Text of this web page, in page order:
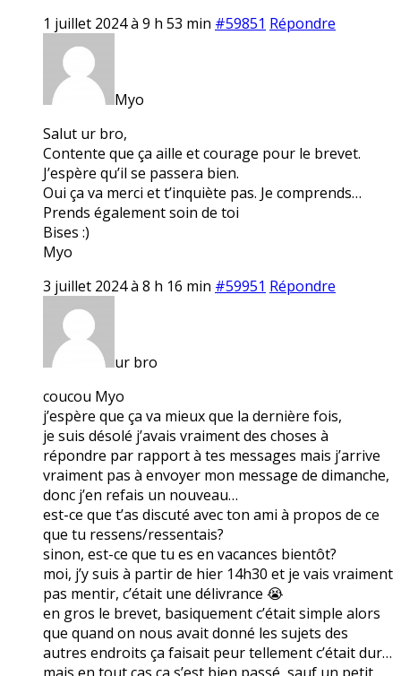
1 juillet 2024 à 9 h 53 min #59851 Répondre
Myo
Salut ur bro,
Contente que ça aille et courage pour le brevet.
J’espère qu’il se passera bien.
Oui ça va merci et t’inquiète pas. Je comprends…
Prends également soin de toi
Bises :)
Myo
3 juillet 2024 à 8 h 16 min #59951 Répondre
ur bro
coucou Myo
j’espère que ça va mieux que la dernière fois,
je suis désolé j’avais vraiment des choses à
répondre par rapport à tes messages mais j’arrive
vraiment pas à envoyer mon message de dimanche,
donc j’en refais un nouveau…
est-ce que t’as discuté avec ton ami à propos de ce
que tu ressens/ressentais?
sinon, est-ce que tu es en vacances bientôt?
moi, j’y suis à partir de hier 14h30 et je vais vraiment
pas mentir, c’était une délivrance 😭
en gros le brevet, basiquement c’était simple alors
que quand on nous avait donné les sujets des
autres endroits ça faisait peur tellement c’était dur…